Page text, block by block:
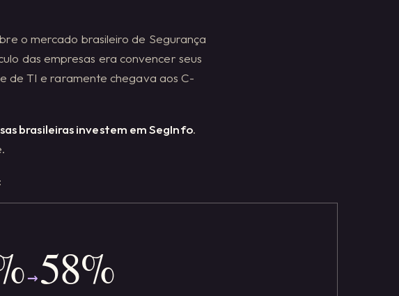
o mercado brasileiro de Segurança
das empresas era convencer seus
de TI e raramente chegava aos C-
brasileiras investem em SegInfo.
→58%